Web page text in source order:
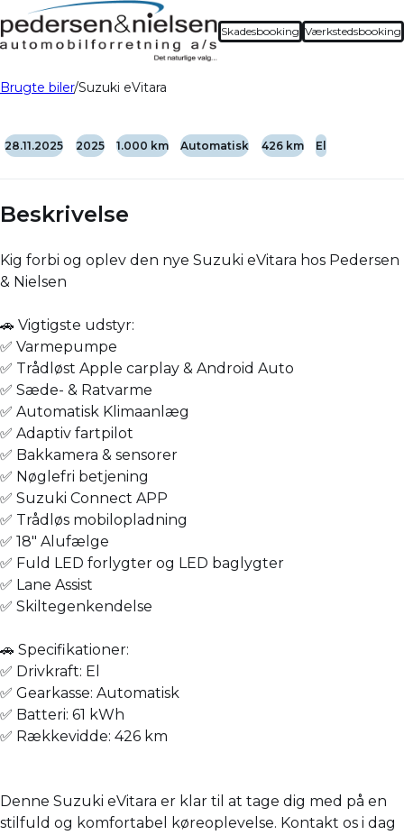
Skadesbooking Værkstedsbooking
Brugte biler Suzuki eVitara
28.11.2025 2025 1.000 km Automatisk 426 km El
Beskrivelse
Kig forbi og oplev den nye Suzuki eVitara hos Pedersen
& Nielsen
🚗 Vigtigste udstyr:
✅ Varmepumpe
✅ Trådløst Apple carplay & Android Auto
✅ Sæde- & Ratvarme
✅ Automatisk Klimaanlæg
✅ Adaptiv fartpilot
✅ Bakkamera & sensorer
✅ Nøglefri betjening
✅ Suzuki Connect APP
✅ Trådløs mobilopladning
✅ 18" Alufælge
✅ Fuld LED forlygter og LED baglygter
✅ Lane Assist
✅ Skiltegenkendelse
🚗 Specifikationer:
✅ Drivkraft: El
✅ Gearkasse: Automatisk
✅ Batteri: 61 kWh
✅ Rækkevidde: 426 km
Denne Suzuki eVitara er klar til at tage dig med på en
stilfuld og komfortabel køreoplevelse. Kontakt os i dag